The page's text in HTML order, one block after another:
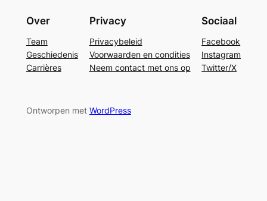
Over
Team
Geschiedenis
Carrières
Privacy
Privacybeleid
Voorwaarden en condities
Neem contact met ons op
Sociaal
Facebook
Instagram
Twitter/X
Ontworpen met WordPress